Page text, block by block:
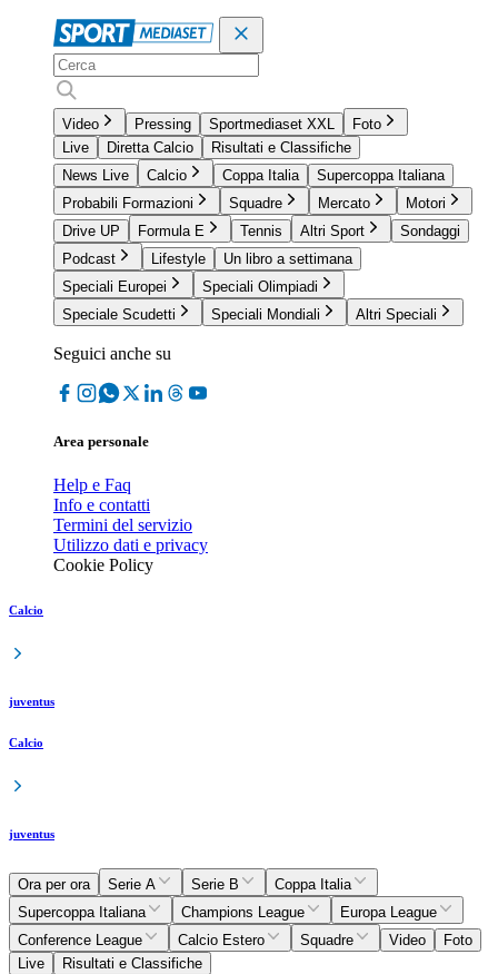
Video Pressing Sportmediaset XXL
Foto
Live
Diretta Calcio
Risultati e Classifiche
News Live
Calcio Coppa Italia
Supercoppa Italiana
Probabili Formazioni
Squadre Mercato
Motori
Drive UP
Formula E Tennis Altri Sport
Sondaggi
Podcast
Lifestyle
Un libro a settimana
Speciali Europei
Speciali Olimpiadi
Speciale Scudetti
Speciali Mondiali Altri Speciali
Seguici anche su
Area personale
Help e Faq
Info e contatti
Termini del servizio
Utilizzo dati e privacy
Cookie Policy
Calcio
juventus
Calcio
juventus
Ora per ora Serie A Serie B
Coppa Italia
Supercoppa Italiana
Champions League
Europa League
Conference League
Calcio Estero Squadre Video
Foto
Live
Risultati e Classifiche